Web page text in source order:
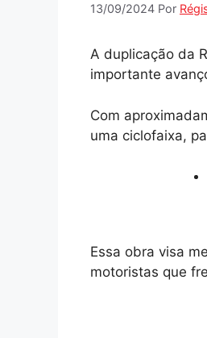
13/09/2024 Por
A duplicação da
importante
Com
uma ciclofaixa,
Essa obra visa
motoristas que